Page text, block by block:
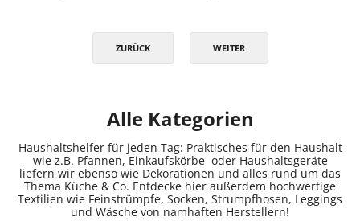
ZURÜCK WEITER
Alle Kategorien
Haushaltshelfer für jeden Tag: Praktisches für den Haushalt
wie z.B. Pfannen, Einkaufskörbe oder Haushaltsgeräte
liefern wir ebenso wie Dekorationen und alles rund um das
Thema Küche & Co. Entdecke hier außerdem hochwertige
Textilien wie Feinstrümpfe, Socken, Strumpfhosen, Leggings
und Wäsche von namhaften Herstellern!